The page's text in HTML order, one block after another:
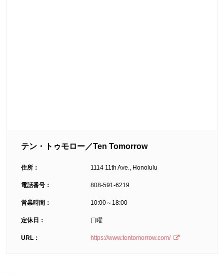
テン・トゥモロー／Ten Tomorrow
住所： 1114 11th Ave., Honolulu
電話番号： 808-591-6219
営業時間： 10:00～18:00
定休日： 日曜
URL： https://www.tentomorrow.com/